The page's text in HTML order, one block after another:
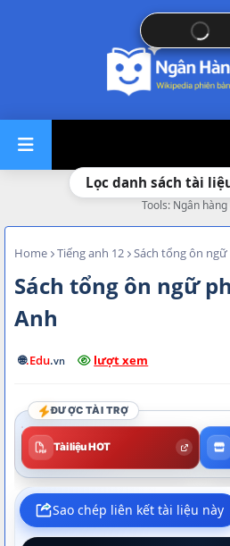
Lọc danh sách tài
Tools: Ngân
Home Tiếng anh 12 Sách tổng ôn
Sách tổng ôn ngữ
Anh
🌐.Edu.vn lượt xem
ĐƯỢC TÀI TRỢ
Tài liệu HOT